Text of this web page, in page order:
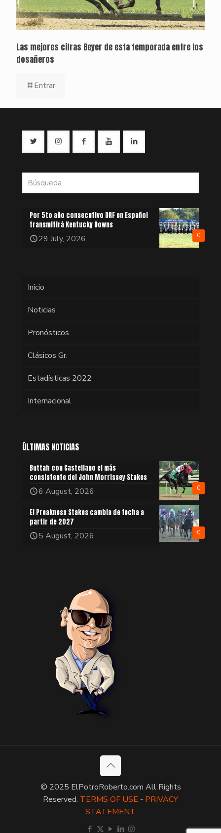
Las mejores cifras Beyer de esta temporada entre los
dosañeros
Entrar
0
Por 5to año consecutivo DRF en Español
transmitirá Kentucky Downs
29 July, 2026
Inicio
Noticias
Pronósticos
Clásicos Gr.
Estadísticas 2022
Internacional
ÚLTIMAS NOTICIAS
0
Buttah con Castellano el más
consistente del John Morrissey Stakes
6 August, 2026
0
El Preakness Stakes cambia de fecha a
partir de 2027
5 August, 2026
© 2025 ElPotroRoberto.com All Rights
Reserved. TERMS OF USE - PRIVACY
STATEMENT